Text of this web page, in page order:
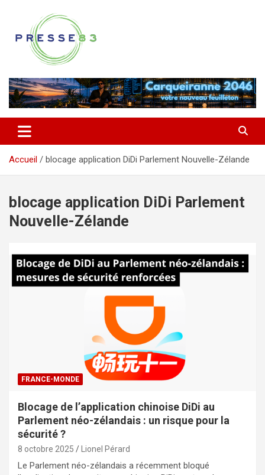
contenu
Presse 83
Accueil blocage application DiDi Parlement Nouvelle-Zélande
blocage application DiDi Parlement
Nouvelle-Zélande
FRANCE-MONDE
Blocage de l’application chinoise DiDi au
Parlement néo-zélandais : un risque pour la
sécurité ?
8 octobre 2025 Lionel Pérard
Le Parlement néo-zélandais a récemment bloqué